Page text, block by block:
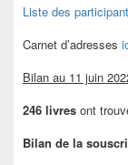
Liste des
Carnet d’adresses
Bilan au 11 juin
246 livres ont
Bilan de la